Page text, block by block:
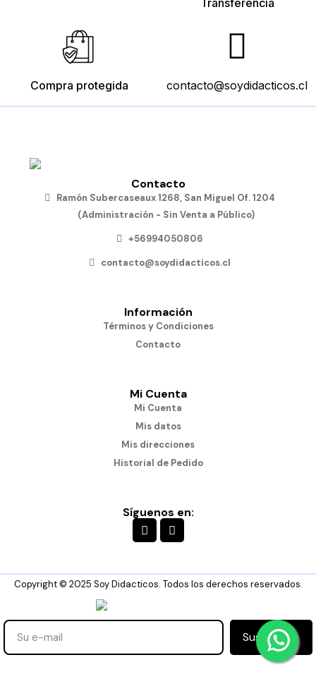
Transferencia
Compra protegida contacto@soydidacticos.cl
Contacto
Ramón Subercaseaux 1268, San Miguel Of. 1204
(Administración - Sin Venta a Público)
+56994050806
contacto@soydidacticos.cl
Información
Términos y Condiciones
Contacto
Mi Cuenta
Mi Cuenta
Mis datos
Mis direcciones
Historial de Pedido
Síguenos en:
Copyright © 2025 Soy Didacticos. Todos los derechos reservados.
Suscribirse